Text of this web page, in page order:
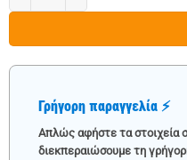
Γρήγορη παραγγελία ⚡
Απλώς αφήστε τα στοιχεία
διεκπεραιώσουμε τη